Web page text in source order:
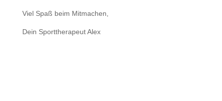
Viel Spaß beim Mitmachen,
Dein Sporttherapeut Alex